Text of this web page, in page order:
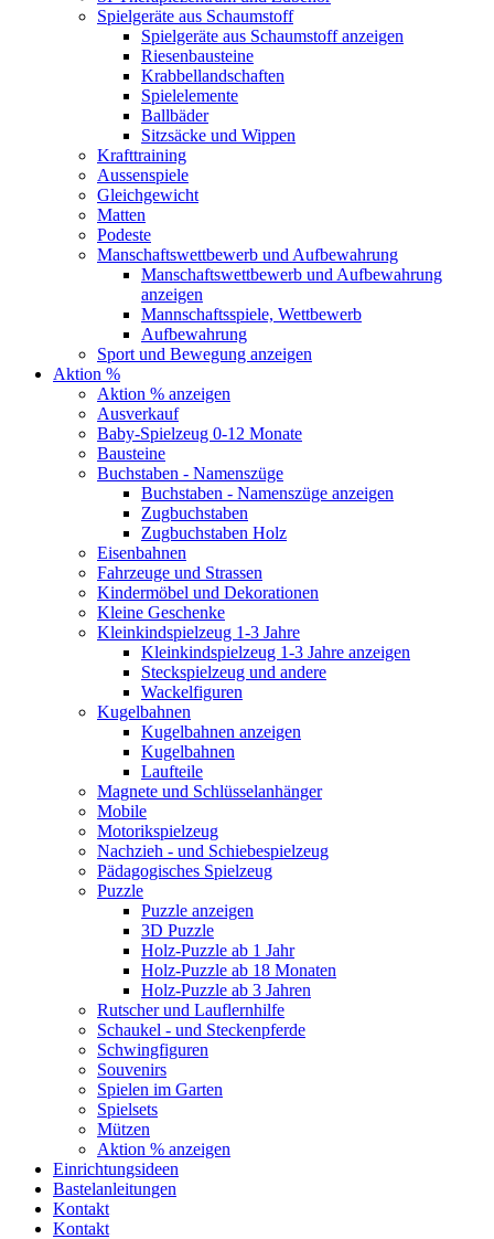
Spielgeräte aus Schaumstoff
Spielgeräte aus Schaumstoff anzeigen
Riesenbausteine
Krabbellandschaften
Spielelemente
Ballbäder
Sitzsäcke und Wippen
Krafttraining
Aussenspiele
Gleichgewicht
Matten
Podeste
Manschaftswettbewerb und Aufbewahrung
Manschaftswettbewerb und Aufbewahrung
anzeigen
Mannschaftsspiele, Wettbewerb
Aufbewahrung
Sport und Bewegung anzeigen
Aktion %
Aktion % anzeigen
Ausverkauf
Baby-Spielzeug 0-12 Monate
Bausteine
Buchstaben - Namenszüge
Buchstaben - Namenszüge anzeigen
Zugbuchstaben
Zugbuchstaben Holz
Eisenbahnen
Fahrzeuge und Strassen
Kindermöbel und Dekorationen
Kleine Geschenke
Kleinkindspielzeug 1-3 Jahre
Kleinkindspielzeug 1-3 Jahre anzeigen
Steckspielzeug und andere
Wackelfiguren
Kugelbahnen
Kugelbahnen anzeigen
Kugelbahnen
Laufteile
Magnete und Schlüsselanhänger
Mobile
Motorikspielzeug
Nachzieh - und Schiebespielzeug
Pädagogisches Spielzeug
Puzzle
Puzzle anzeigen
3D Puzzle
Holz-Puzzle ab 1 Jahr
Holz-Puzzle ab 18 Monaten
Holz-Puzzle ab 3 Jahren
Rutscher und Lauflernhilfe
Schaukel - und Steckenpferde
Schwingfiguren
Souvenirs
Spielen im Garten
Spielsets
Mützen
Aktion % anzeigen
Einrichtungsideen
Bastelanleitungen
Kontakt
Kontakt